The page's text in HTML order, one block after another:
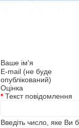
Ваше ім'я
E-mail (не буде
опублікований)
Оцінка
*Текст повідомлення
Введіть число, яке Ви